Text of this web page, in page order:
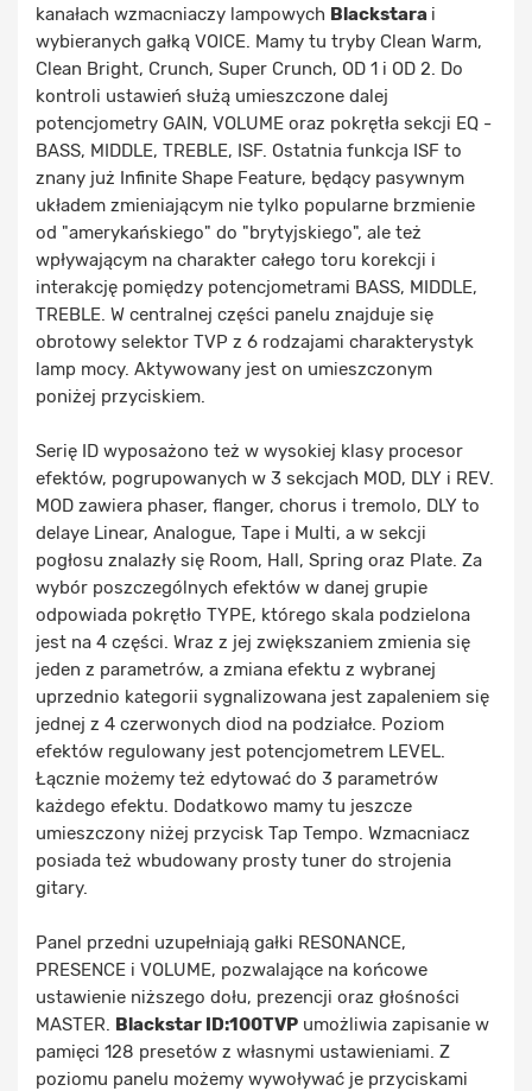
kanałach wzmacniaczy lampowych Blackstara i
wybieranych gałką VOICE. Mamy tu tryby Clean Warm,
Clean Bright, Crunch, Super Crunch, OD 1 i OD 2. Do
kontroli ustawień służą umieszczone dalej
potencjometry GAIN, VOLUME oraz pokrętła sekcji EQ -
BASS, MIDDLE, TREBLE, ISF. Ostatnia funkcja ISF to
znany już Infinite Shape Feature, będący pasywnym
układem zmieniającym nie tylko popularne brzmienie
od "amerykańskiego" do "brytyjskiego", ale też
wpływającym na charakter całego toru korekcji i
interakcję pomiędzy potencjometrami BASS, MIDDLE,
TREBLE. W centralnej części panelu znajduje się
obrotowy selektor TVP z 6 rodzajami charakterystyk
lamp mocy. Aktywowany jest on umieszczonym
poniżej przyciskiem.
Serię ID wyposażono też w wysokiej klasy procesor
efektów, pogrupowanych w 3 sekcjach MOD, DLY i REV.
MOD zawiera phaser, flanger, chorus i tremolo, DLY to
delaye Linear, Analogue, Tape i Multi, a w sekcji
pogłosu znalazły się Room, Hall, Spring oraz Plate. Za
wybór poszczególnych efektów w danej grupie
odpowiada pokrętło TYPE, którego skala podzielona
jest na 4 części. Wraz z jej zwiększaniem zmienia się
jeden z parametrów, a zmiana efektu z wybranej
uprzednio kategorii sygnalizowana jest zapaleniem się
jednej z 4 czerwonych diod na podziałce. Poziom
efektów regulowany jest potencjometrem LEVEL.
Łącznie możemy też edytować do 3 parametrów
każdego efektu. Dodatkowo mamy tu jeszcze
umieszczony niżej przycisk Tap Tempo. Wzmacniacz
posiada też wbudowany prosty tuner do strojenia
gitary.
Panel przedni uzupełniają gałki RESONANCE,
PRESENCE i VOLUME, pozwalające na końcowe
ustawienie niższego dołu, prezencji oraz głośności
MASTER. Blackstar ID:100TVP umożliwia zapisanie w
pamięci 128 presetów z własnymi ustawieniami. Z
poziomu panelu możemy wywoływać je przyciskami